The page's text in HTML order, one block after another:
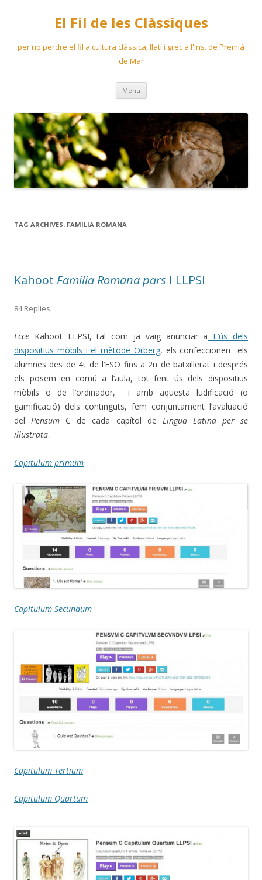
El Fil de les Clàssiques
per no perdre el fil a cultura clàssica, llatí i grec a l'Ins. de Premià
de Mar
Menu Skip
content
TAG ARCHIVES: FAMILIA ROMANA
Kahoot Familia Romana pars I LLPSI
84 Replies
Ecce Kahoot LLPSI, tal com ja vaig anunciar a L’ús dels
dispositius mòbils i el mètode Orberg, els confeccionen els
alumnes des de 4t de l’ESO fins a 2n de batxillerat i després
els posem en comú a l’aula, tot fent ús dels dispositius
mòbils o de l’ordinador, i amb aquesta ludificació (o
gamificació) dels continguts, fem conjuntament l’avaluació
delPensum C de cada capítol de Lingua Latina per se
illustrata.
Capitulum primum
Capitulum Secundum
Capitulum Tertium
Capitulum Quartum